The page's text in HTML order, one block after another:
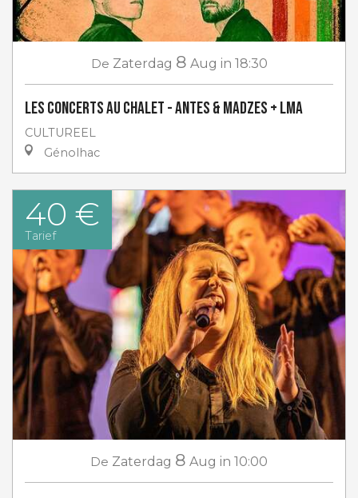
De Zaterdag 8 Aug in 18:30
Les concerts au Chalet - Antes & Madzes + LMA
CULTUREEL
Génolhac
40 €
Tarief
De Zaterdag 8 Aug in 10:00